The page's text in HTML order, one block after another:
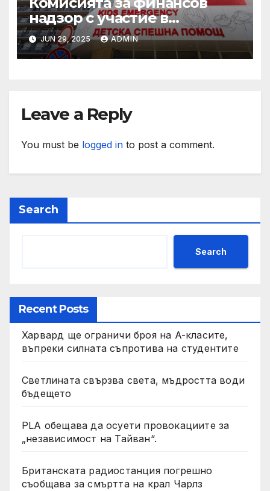
надзор с участие в
конференцията „Промени в
пенсионния модел в
България“
JUN 29, 2025 ADMIN
Leave a Reply
You must be logged in to post a comment.
Search
Search
Recent Posts
Харвард ще ограничи броя на A-класите,
въпреки силната съпротива на студентите
Светлината свързва света, мъдростта води
бъдещето
PLA обещава да осуети провокациите за
„независимост на Тайван“.
Британската радиостанция погрешно
съобщава за смъртта на крал Чарлз